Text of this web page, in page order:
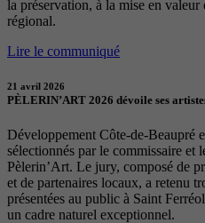
la préservation, à la mise en
régional.
Lire le communiqué
21 avril 2026
PÈLERIN’ART 2026 dévoile ses
Développement Côte-de-Beaupré
sélectionnés par le commissaire et
Pèlerin’Art. Le jury, composé de
et de partenaires locaux, a retenu
présentées au public à Saint
un cadre naturel exceptionnel.